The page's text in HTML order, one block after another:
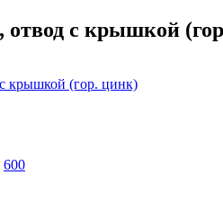
с крышкой
600